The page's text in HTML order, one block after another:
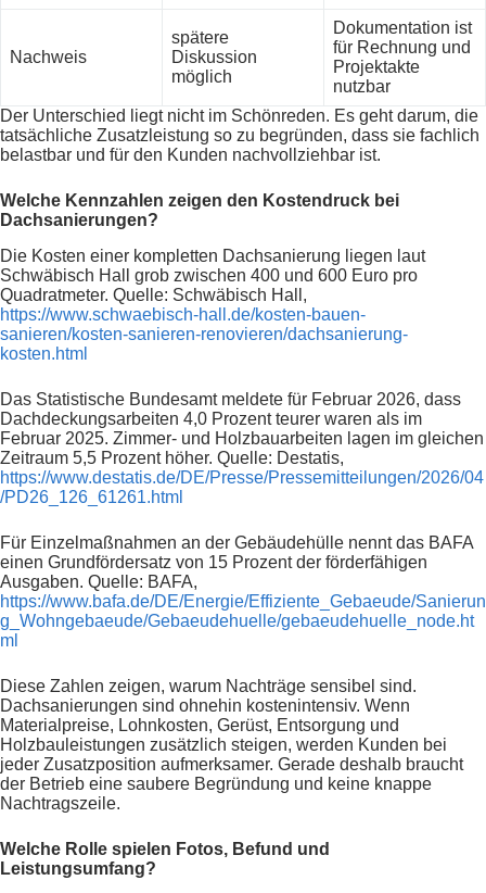
Nachweis
spätere
Diskussion
möglich
Dokumentation ist
für Rechnung und
Projektakte
nutzbar
Der Unterschied liegt nicht im Schönreden. Es geht darum, die
tatsächliche Zusatzleistung so zu begründen, dass sie fachlich
belastbar und für den Kunden nachvollziehbar ist.
Welche Kennzahlen zeigen den Kostendruck bei
Dachsanierungen?
Die Kosten einer kompletten Dachsanierung liegen laut
Schwäbisch Hall grob zwischen 400 und 600 Euro pro
Quadratmeter. Quelle: Schwäbisch Hall,
https://www.schwaebisch-hall.de/kosten-bauen-
sanieren/kosten-sanieren-renovieren/dachsanierung-
kosten.html
Das Statistische Bundesamt meldete für Februar 2026, dass
Dachdeckungsarbeiten 4,0 Prozent teurer waren als im
Februar 2025. Zimmer- und Holzbauarbeiten lagen im gleichen
Zeitraum 5,5 Prozent höher. Quelle: Destatis,
https://www.destatis.de/DE/Presse/Pressemitteilungen/2026/04
/PD26_126_61261.html
Für Einzelmaßnahmen an der Gebäudehülle nennt das BAFA
einen Grundfördersatz von 15 Prozent der förderfähigen
Ausgaben. Quelle: BAFA,
https://www.bafa.de/DE/Energie/Effiziente_Gebaeude/Sanierun
g_Wohngebaeude/Gebaeudehuelle/gebaeudehuelle_node.ht
ml
Diese Zahlen zeigen, warum Nachträge sensibel sind.
Dachsanierungen sind ohnehin kostenintensiv. Wenn
Materialpreise, Lohnkosten, Gerüst, Entsorgung und
Holzbauleistungen zusätzlich steigen, werden Kunden bei
jeder Zusatzposition aufmerksamer. Gerade deshalb braucht
der Betrieb eine saubere Begründung und keine knappe
Nachtragszeile.
Welche Rolle spielen Fotos, Befund und
Leistungsumfang?